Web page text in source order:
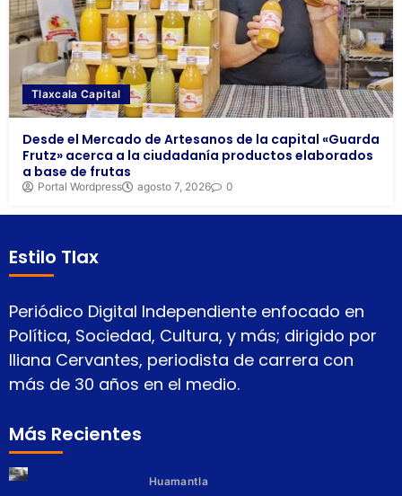
Tlaxcala Capital
Desde el Mercado de Artesanos de la capital «Guarda
Frutz» acerca a la ciudadanía productos elaborados
a base de frutas
Portal Wordpress agosto 7, 2026 0
Estilo Tlax
Periódico Digital Independiente enfocado en
Política, Sociedad, Cultura, y más; dirigido por
Iliana Cervantes, periodista de carrera con
más de 30 años en el medio.
Más Recientes
Huamantla